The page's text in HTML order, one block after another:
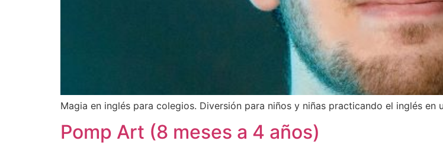
Magia en inglés para colegios. Diversión para niños y niñas practicando el inglés
Pomp Art (8 meses a 4 años)